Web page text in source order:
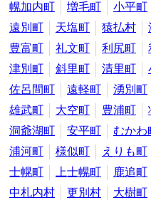
幌加内町
増毛町 小平町
遠別町
天塩町 猿払村
豊富町
礼文町 利尻町
津別町
斜里町 清里町
佐呂間町
遠軽町 湧別町
雄武町
大空町 豊浦町
洞爺湖町
安平町 むかわ
浦河町
様似町 えりも町
士幌町
上士幌町 鹿追町
中札内村
更別村 大樹町